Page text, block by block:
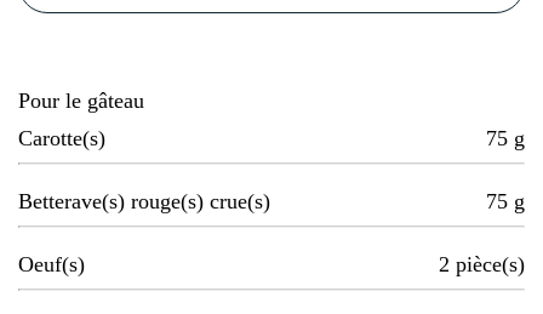
Pour le gâteau
Carotte(s)
75 g
Betterave(s) rouge(s) crue(s) 75 g
Oeuf(s) 2 pièce(s)